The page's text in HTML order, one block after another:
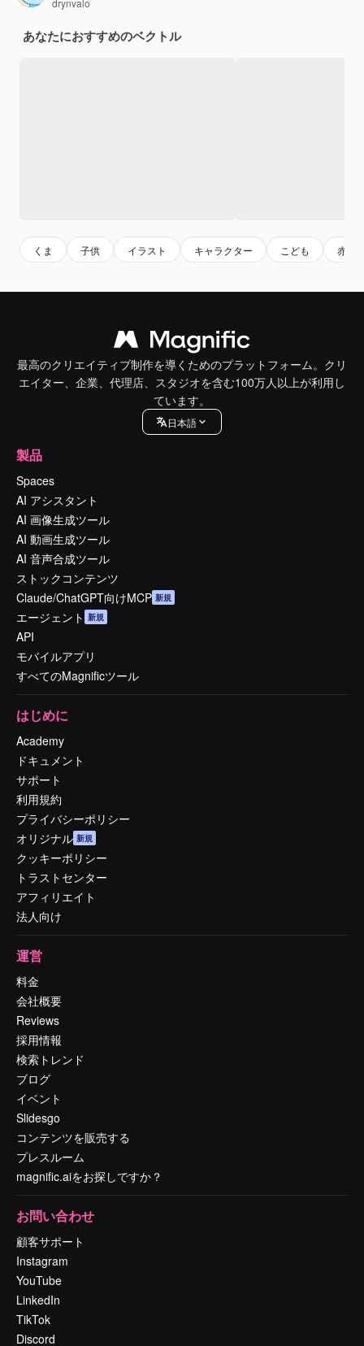
あなたにおすすめのベクトル
くま 子供 イラスト キャラクター こども 赤ち
最高のクリエイティブ制作を導くためのプラットフォーム。クリ
エイター、企業、代理店、スタジオを含む100万人以上が利用し
ています。
日本語
製品
Spaces
AI アシスタント
AI 画像生成ツール
AI 動画生成ツール
AI 音声合成ツール
ストックコンテンツ
Claude/ChatGPT向けMCP 新規
エージェント 新規
API
モバイルアプリ
すべてのMagnificツール
はじめに
Academy
ドキュメント
サポート
利用規約
プライバシーポリシー
オリジナル 新規
クッキーポリシー
トラストセンター
アフィリエイト
法人向け
運営
料金
会社概要
Reviews
採用情報
検索トレンド
ブログ
イベント
Slidesgo
コンテンツを販売する
プレスルーム
magnific.aiをお探しですか？
お問い合わせ
顧客サポート
Instagram
YouTube
LinkedIn
TikTok
Discord